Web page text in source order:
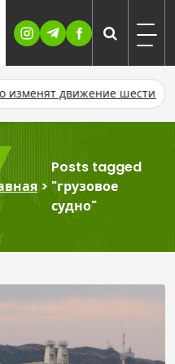
движение шести
>
Posts tagged
"грузовое
судно"